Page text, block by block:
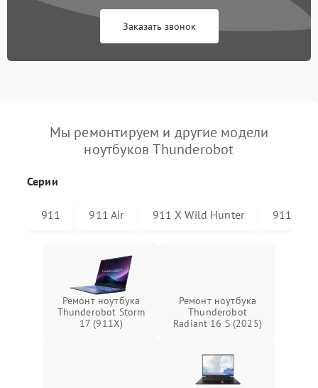
Заказать звонок
Мы ремонтируем и другие модели
ноутбуков Thunderobot
Серии
911 911 Air 911 X Wild Hunter 911 Plus
Ремонт ноутбука
Thunderobot Storm
17 (911X)
Ремонт ноутбука
Thunderobot
Radiant 16 S (2025)